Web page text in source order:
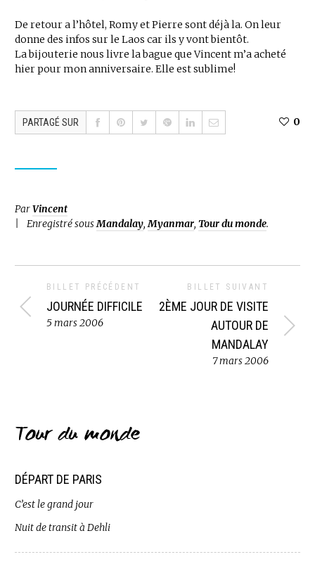
De retour a l’hôtel, Romy et Pierre sont déjà la. On leur
donne des infos sur le Laos car ils y vont bientôt.
La bijouterie nous livre la bague que Vincent m’a acheté
hier pour mon anniversaire. Elle est sublime!
PARTAGÉ SUR 0
ParVincent
Enregistré sousMandalay,Myanmar, Tour du monde.
BILLET PRÉCÉDENT
JOURNÉE DIFFICILE
5 mars 2006
BILLET SUIVANT
2ÈME JOUR DE VISITE
AUTOUR DE
MANDALAY
7 mars 2006
Tour du monde
DÉPART DE PARIS
C’est le grand jour
Nuit de transit à Dehli